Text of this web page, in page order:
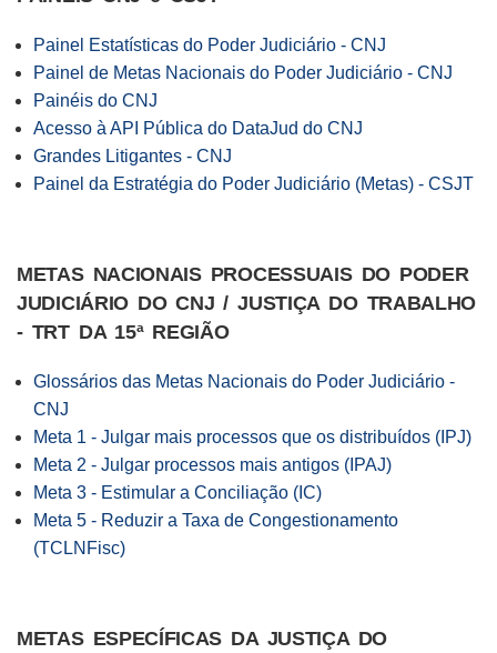
Painel Estatísticas do Poder Judiciário - CNJ
Painel de Metas Nacionais do Poder Judiciário - CNJ
Painéis do CNJ
Acesso à API Pública do DataJud do CNJ
Grandes Litigantes - CNJ
Painel da Estratégia do Poder Judiciário (Metas) - CSJT
METAS NACIONAIS PROCESSUAIS DO PODER
JUDICIÁRIO DO CNJ /JUSTIÇA DO TRABALHO
- TRT DA 15ª REGIÃO
Glossários das Metas Nacionais do Poder Judiciário -
CNJ
Meta 1 - Julgar mais processos que os distribuídos (IPJ)
Meta 2 - Julgar processos mais antigos (IPAJ)
Meta 3 - Estimular a Conciliação (IC)
Meta 5 - Reduzir a Taxa de Congestionamento
(TCLNFisc)
METAS ESPECÍFICAS DA JUSTIÇA DO